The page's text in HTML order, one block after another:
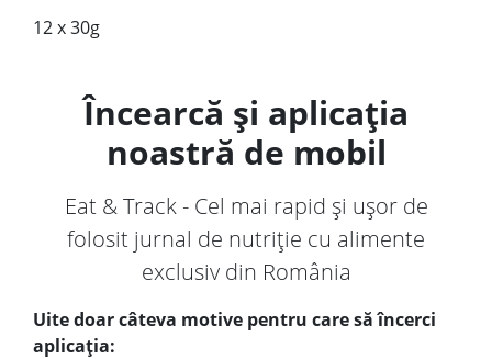
12 x 30g
Încearcă și aplicația
noastră de mobil
Eat & Track - Cel mai rapid și ușor de
folosit jurnal de nutriție cu alimente
exclusiv din România
Uite doar câteva motive pentru care să încerci
aplicația: